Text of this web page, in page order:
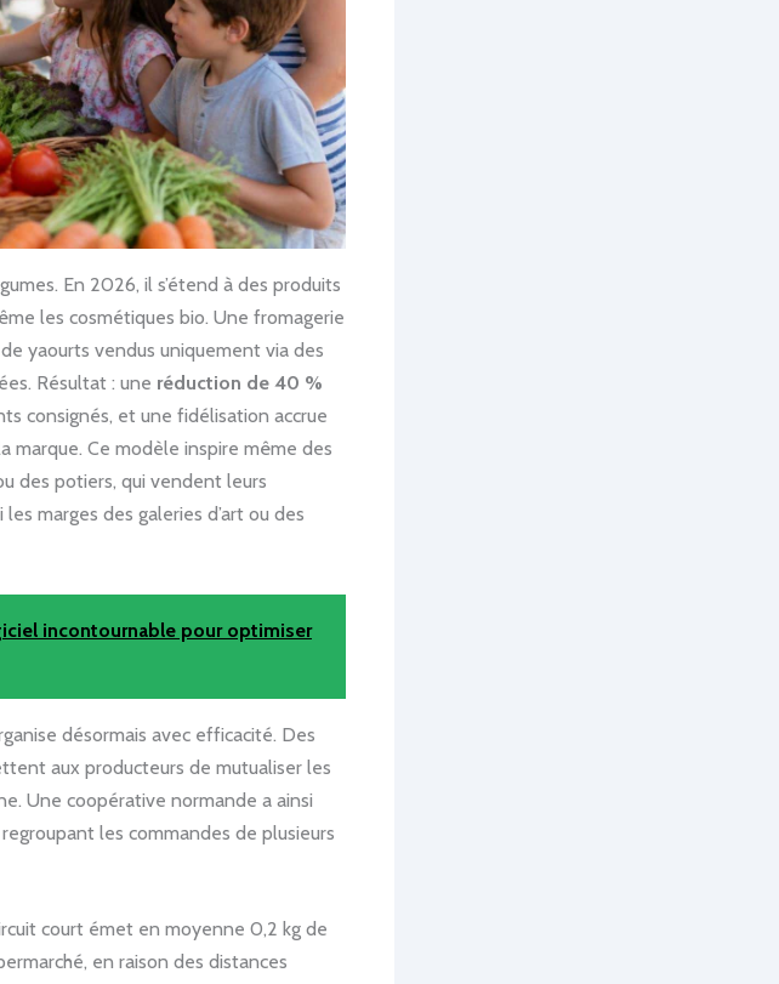
En 2026, il s’étend à des produits
les cosmétiques bio. Une fromagerie
yaourts vendus uniquement via des
Résultat : une réduction de 40 %
consignés, et une fidélisation accrue
marque. Ce modèle inspire même des
des potiers, qui vendent leurs
marges des galeries d’art ou des
incontournable pour optimiser
désormais avec efficacité. Des
aux producteurs de mutualiser les
Une coopérative normande a ainsi
les commandes de plusieurs
court émet en moyenne 0,2 kg de
en raison des distances